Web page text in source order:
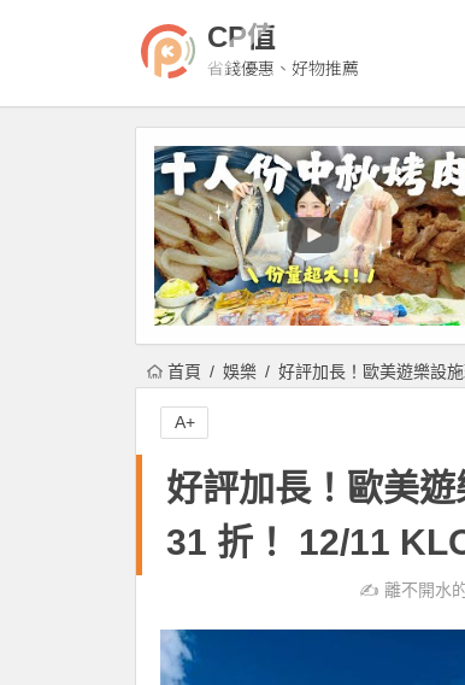
CP值
省錢優惠、好物推薦
首頁 娛樂 好評加長！歐美遊樂設
好評加長！歐美
31 折！ 12/11
✍️離不開水
A+